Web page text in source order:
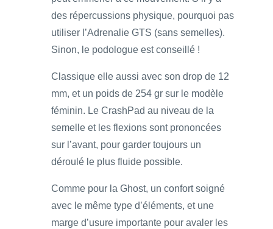
des répercussions physique, pourquoi pas
utiliser l’Adrenalie GTS (sans semelles).
Sinon, le podologue est conseillé !
Classique elle aussi avec son drop de 12
mm, et un poids de 254 gr sur le modèle
féminin. Le CrashPad au niveau de la
semelle et les flexions sont prononcées
sur l’avant, pour garder toujours un
déroulé le plus fluide possible.
Comme pour la Ghost, un confort soigné
avec le même type d’éléments, et une
marge d’usure importante pour avaler les